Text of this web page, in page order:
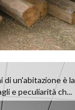
un'abitazione è la
e peculiarità ch...